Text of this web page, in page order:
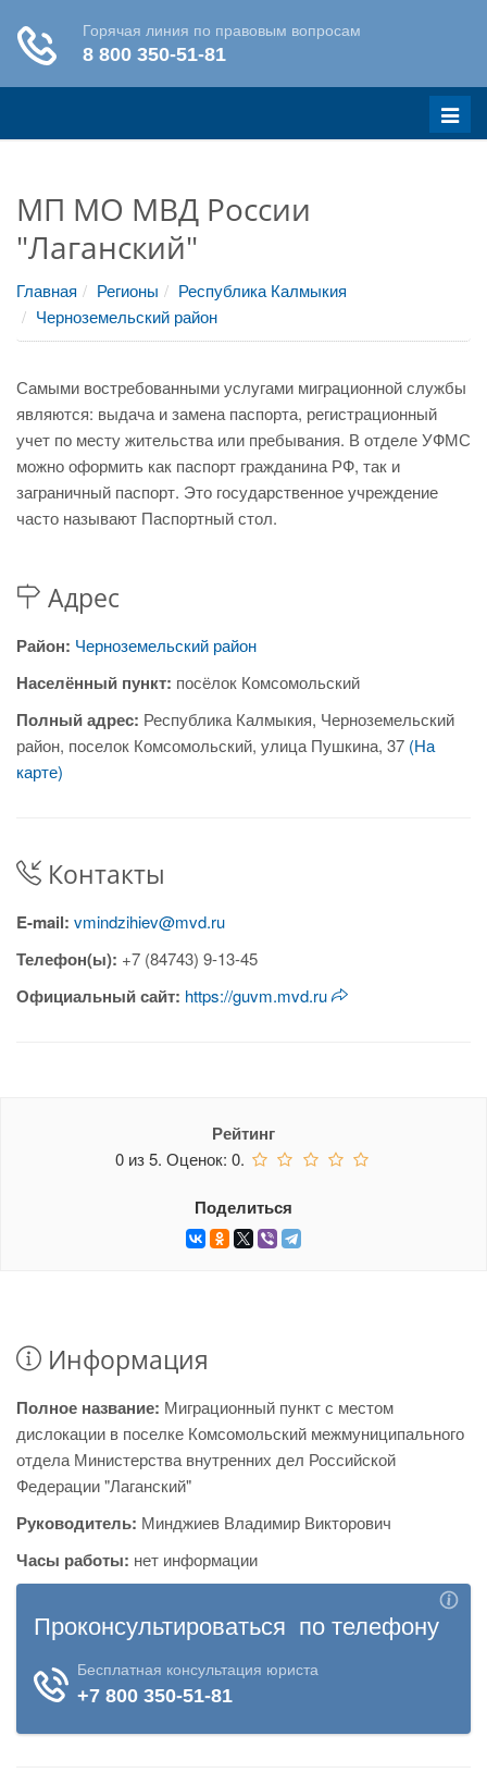
Меню
МП МО МВД России
"Лаганский"
Главная Регионы
Республика Калмыкия
Черноземельский район
Самыми востребованными услугами миграционной службы
являются: выдача и замена паспорта, регистрационный
учет по месту жительства или пребывания. В отделе УФМС
можно оформить как паспорт гражданина РФ, так и
заграничный паспорт. Это государственное учреждение
часто называют Паспортный стол.
Адрес
Район: Черноземельский район
Населённый пункт: посёлок Комсомольский
Полный адрес: Республика Калмыкия, Черноземельский
район, поселок Комсомольский, улица Пушкина, 37 (На
карте)
Контакты
E-mail: vmindzihiev@mvd.ru
Телефон(ы): +7 (84743) 9-13-45
Официальный сайт: https://guvm.mvd.ru
Рейтинг
0 из5. Оценок:0.
Поделиться
Информация
Полное название: Миграционный пункт с местом
дислокации в поселке Комсомольский межмуниципального
отдела Министерства внутренних дел Российской
Федерации "Лаганский"
Руководитель: Минджиев Владимир Викторович
Часы работы: нет информации